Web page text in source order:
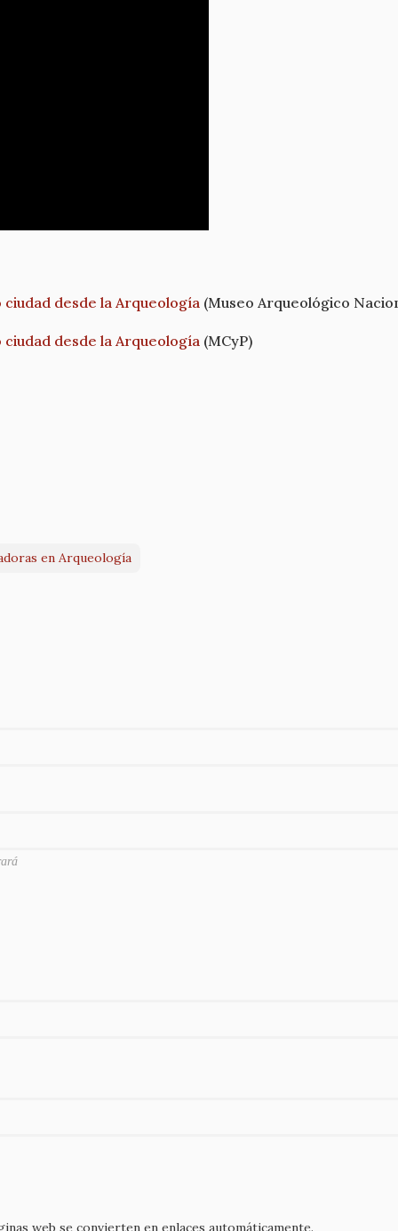
desde la Arqueología (Museo Arqueológico
desde la Arqueología (MCyP)
en Arqueología
web se convierten en enlaces automáticamente.